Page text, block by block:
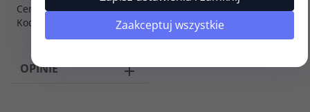
Cena za 1 szt.
Kod produktu: 418-050
OPINIE
Zaakceptuj wszystkie